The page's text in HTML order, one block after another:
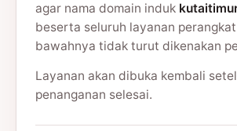
agar nama domain induk
beserta seluruh layanan
bawahnya tidak turut dikenakan
Layanan akan dibuka kembali
penanganan selesai.